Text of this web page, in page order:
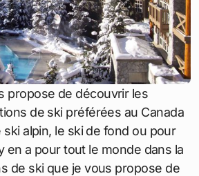
propose de découvrir les
de ski préférées au Canada
alpin, le ski de fond ou pour
en a pour tout le monde dans la
de ski que je vous propose de